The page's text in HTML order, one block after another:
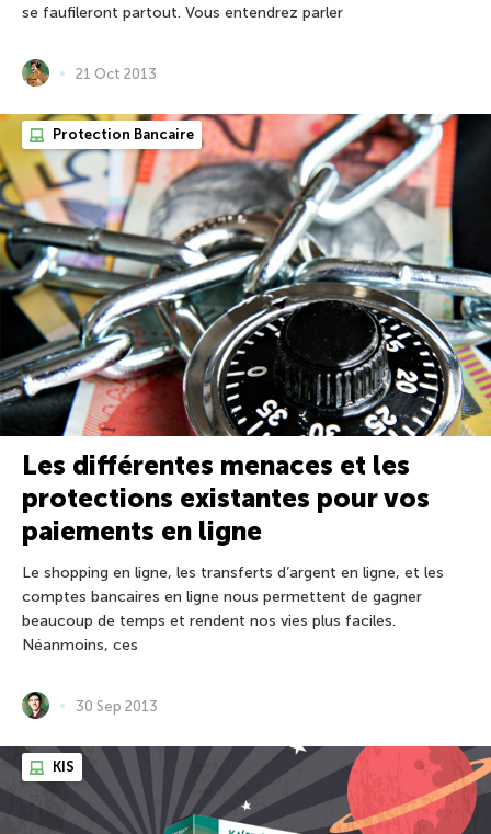
se faufileront partout. Vous entendrez parler
21 Oct 2013
Protection Bancaire
Les différentes menaces et les
protections existantes pour vos
paiements en ligne
Le shopping en ligne, les transferts d’argent en ligne, et les
comptes bancaires en ligne nous permettent de gagner
beaucoup de temps et rendent nos vies plus faciles.
Néanmoins, ces
30 Sep 2013
KIS